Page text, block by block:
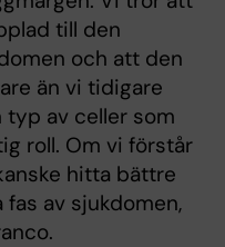
till den
och att den
än vi tidigare
av celler som
roll. Om vi förstår
hitta bättre
av sjukdomen,